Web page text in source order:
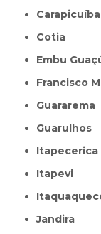
Carapicuíba
Cotia
Embu
Francisco
Guararema
Guarulhos
Itapecerica
Itapevi
Jandira